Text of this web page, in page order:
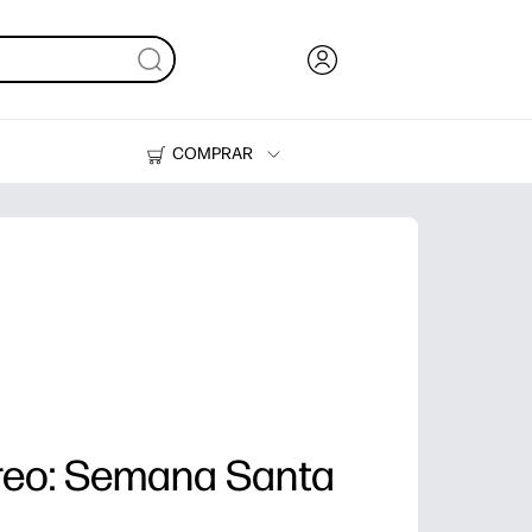
COMPRAR
Impresoras
Semana Santa